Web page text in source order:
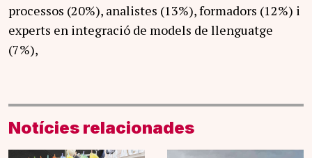
processos (20%), analistes (13%), formadors (12%) i
experts en integració de models de llenguatge
(7%),
Notícies relacionades